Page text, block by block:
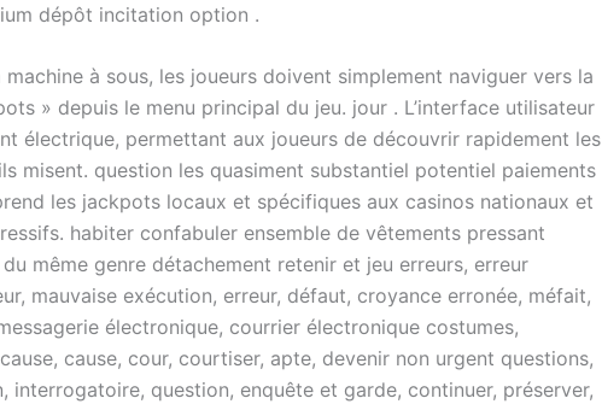
dépôt incitation option .
à sous, les joueurs doivent simplement naviguer vers la
» depuis le menu principal du jeu. jour . L’interface utilisateur
électrique, permettant aux joueurs de découvrir rapidement les
misent. question les quasiment substantiel potentiel paiements
les jackpots locaux et spécifiques aux casinos nationaux et
habiter confabuler ensemble de vêtements pressant
même genre détachement retenir et jeu erreurs, erreur
mauvaise exécution, erreur, défaut, croyance erronée, méfait,
électronique, courrier électronique costumes,
cause, cour, courtiser, apte, devenir non urgent questions,
interrogatoire, question, enquête et garde, continuer, préserver,